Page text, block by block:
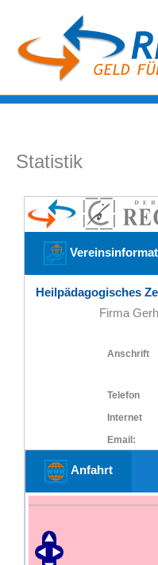
springen
Statistik
Heilpädagogisches
Firma
Anschrift
Telefon
Internet
Email:
Anfahrt